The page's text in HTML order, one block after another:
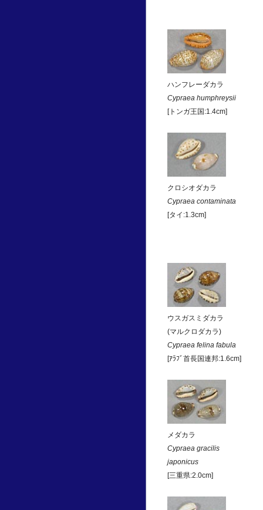
ハンフレーダカラ
Cypraea humphreysii
[トンガ王国:1.4cm]
クロシオダカラ
Cypraea contaminata
[タイ:1.3cm]
ウスガスミダカラ
(マルクロダカラ)
Cypraea felina fabula
[ｱﾗﾌﾞ首長国連邦:1.6cm]
メダカラ
Cypraea gracilis
japonicus
[三重県:2.0cm]